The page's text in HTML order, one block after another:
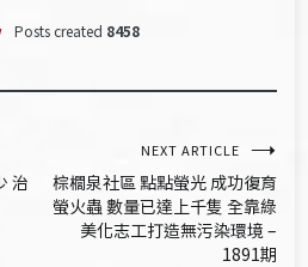
Posts created 8458
治
NEXT ARTICLE
棕櫚泉社區 點點螢光 成功復育
螢火蟲 數量已達上千隻 全靠綠
美化志工打造無污染環境 –
1891期